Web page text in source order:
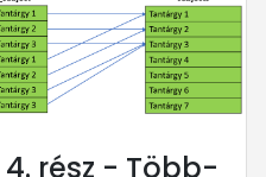
rész - Több-